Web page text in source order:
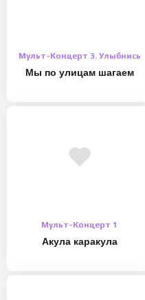
Мульт-Концерт 3. Улыбнись
Мы по улицам шагаем
Мульт-Концерт 1
Акула каракула